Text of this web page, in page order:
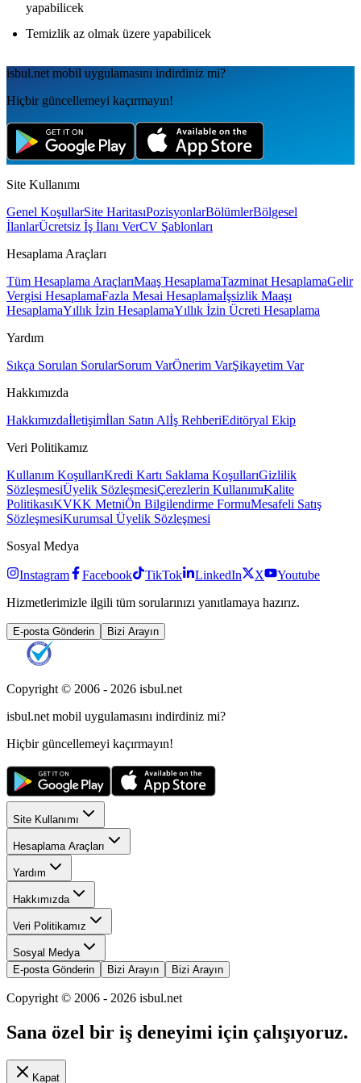
yapabilicek
Temizlik az olmak üzere yapabilicek
isbul.net mobil uygulamаsını indirdiniz mi?
Hiçbir güncellemeyi kaçırmayın!
Site Kullanımı
Genel KoşullarSite HaritasıPozisyonlarBölümlerBölgesel
İlanlarÜcretsiz İş İlanı VerCV Şablonları
Hesaplama Araçları
Tüm Hesaplama AraçlarıMaaş HesaplamaTazminat HesaplamaGelir
Vergisi HesaplamaFazla Mesai Hesaplamaİşsizlik Maaşı
HesaplamaYıllık İzin HesaplamaYıllık İzin Ücreti Hesaplama
Yardım
Sıkça Sorulan SorularSorum VarÖnerim VarŞikayetim Var
Hakkımızda
Hakkımızdaİletişimİlan Satın Alİş RehberiEditöryal Ekip
Veri Politikamız
Kullanım KoşullarıKredi Kartı Saklama KoşullarıGizlilik
SözleşmesiÜyelik SözleşmesiÇerezlerin KullanımıKalite
PolitikasıKVKK MetniÖn Bilgilendirme FormuMesafeli Satış
SözleşmesiKurumsal Üyelik Sözleşmesi
Sosyal Medya
Instagram Facebook TikTok LinkedIn X
Youtube
Hizmetlerimizle ilgili tüm sorularınızı yanıtlamaya hazırız.
E-posta Gönderin Bizi Arayın
Copyright © 2006 - 2026 isbul.net
isbul.net mobil uygulamasını indirdiniz mi?
Hiçbir güncellemeyi kaçırmayın!
Site Kullanımı
Hesaplama Araçları
Yardım
Hakkımızda
Veri Politikamız
Sosyal Medya
E-posta Gönderin
Bizi Arayın Bizi Arayın
Copyright © 2006 - 2026 isbul.net
Sana özel bir iş deneyimi için çalışıyoruz.
Kapat